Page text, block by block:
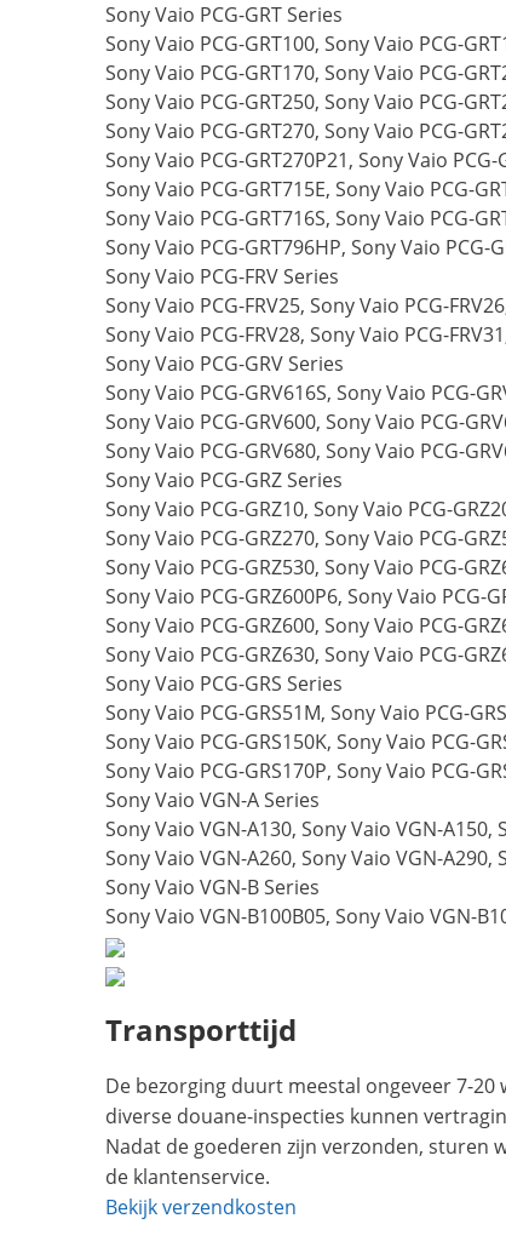
Sony Vaio PCG-GRT Series
Sony Vaio PCG-GRT100, Sony Vaio PCG-
Sony Vaio PCG-GRT170, Sony Vaio PCG-
Sony Vaio PCG-GRT250, Sony Vaio PCG-
Sony Vaio PCG-GRT270, Sony Vaio PCG-
Sony Vaio PCG-GRT270P21, Sony Vaio
Sony Vaio PCG-GRT715E, Sony Vaio PCG-
Sony Vaio PCG-GRT716S, Sony Vaio PCG-
Sony Vaio PCG-GRT796HP, Sony Vaio PCG-
Sony Vaio PCG-FRV Series
Sony Vaio PCG-FRV25, Sony Vaio PCG-
Sony Vaio PCG-FRV28, Sony Vaio PCG-
Sony Vaio PCG-GRV Series
Sony Vaio PCG-GRV616S, Sony Vaio PCG-
Sony Vaio PCG-GRV600, Sony Vaio PCG-
Sony Vaio PCG-GRV680, Sony Vaio PCG-
Sony Vaio PCG-GRZ Series
Sony Vaio PCG-GRZ10, Sony Vaio PCG-
Sony Vaio PCG-GRZ270, Sony Vaio PCG-
Sony Vaio PCG-GRZ530, Sony Vaio PCG-
Sony Vaio PCG-GRZ600P6, Sony Vaio PCG-
Sony Vaio PCG-GRZ600, Sony Vaio PCG-
Sony Vaio PCG-GRZ630, Sony Vaio PCG-
Sony Vaio PCG-GRS Series
Sony Vaio PCG-GRS51M, Sony Vaio PCG-
Sony Vaio PCG-GRS150K, Sony Vaio PCG-
Sony Vaio PCG-GRS170P, Sony Vaio PCG-
Sony Vaio VGN-A Series
Sony Vaio VGN-A130, Sony Vaio VGN-A150,
Sony Vaio VGN-A260, Sony Vaio VGN-
Sony Vaio VGN-B Series
Sony Vaio VGN-B100B05, Sony Vaio VGN-
Transporttijd
De bezorging duurt meestal ongeveer 7-20
diverse douane-inspecties kunnen
Nadat de goederen zijn verzonden, sturen
de klantenservice.
Bekijk verzendkosten